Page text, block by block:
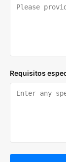
Requisitos